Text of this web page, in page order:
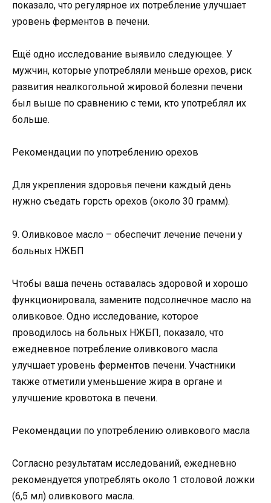
показало, что регулярное их потребление улучшает
уровень ферментов в печени.
Ещё одно исследование выявило следующее. У
мужчин, которые употребляли меньше орехов, риск
развития неалкогольной жировой болезни печени
был выше по сравнению с теми, кто употреблял их
больше.
Рекомендации по употреблению орехов
Для укрепления здоровья печени каждый день
нужно съедать горсть орехов (около 30 грамм).
9. Оливковое масло – обеспечит лечение печени у
больных НЖБП
Чтобы ваша печень оставалась здоровой и хорошо
функционировала, замените подсолнечное масло на
оливковое. Одно исследование, которое
проводилось на больных НЖБП, показало, что
ежедневное потребление оливкового масла
улучшает уровень ферментов печени. Участники
также отметили уменьшение жира в органе и
улучшение кровотока в печени.
Рекомендации по употреблению оливкового масла
Согласно результатам исследований, ежедневно
рекомендуется употреблять около 1 столовой ложки
(6,5 мл) оливкового масла.